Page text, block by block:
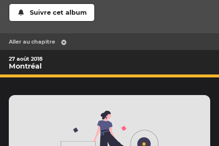
Suivre cet album
Aller au chapitre
27 août 2018
Montréal